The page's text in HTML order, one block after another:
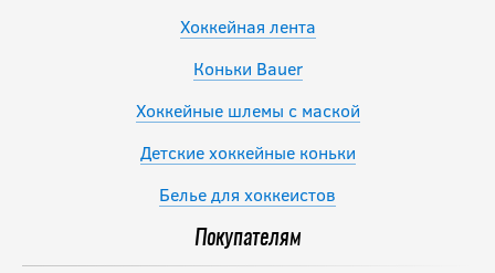
Хоккейная лента
Коньки Bauer
Хоккейные шлемы с маской
Детские хоккейные коньки
Белье для хоккеистов
Покупателям